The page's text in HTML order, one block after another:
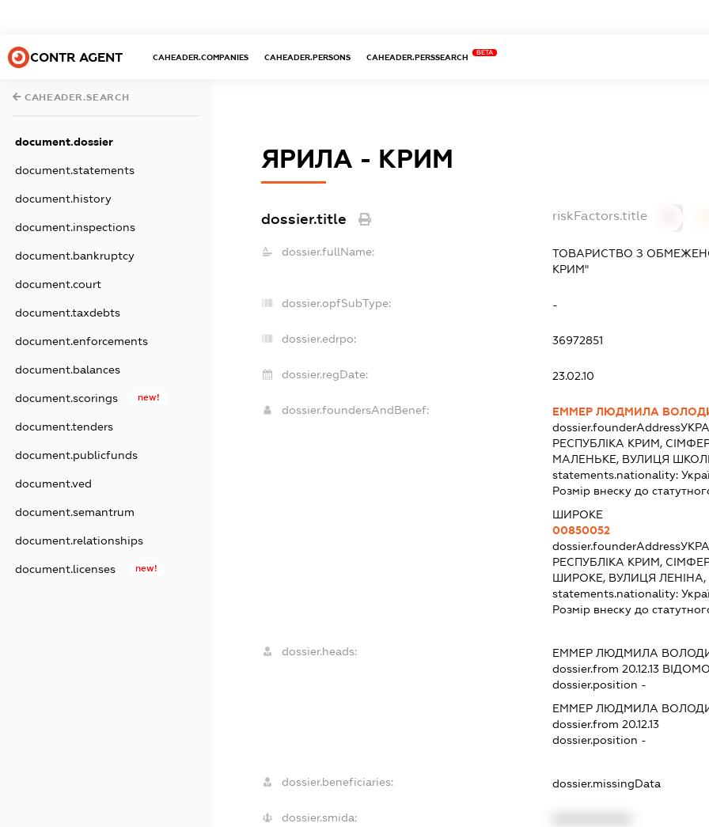
CONTR AGENT CAHEADER.COMPANIES CAHEADER.PERSONS CAHEADER.PERSSEARCH
BETA
CAHEADER.SEARCH
document.dossier
document.statements
document.history
document.inspections
document.bankruptcy
document.court
document.taxdebts
document.enforcements
document.balances
document.scorings new!
document.tenders
document.publicfunds
document.ved
document.semantrum
document.relationships
document.licenses new!
ЯРИЛА - КРИМ
dossier.title riskFactors.title
dossier.fullName:
ТОВАРИСТВО З
КРИМ"
dossier.opfSubType: -
dossier.edrpo: 36972851
dossier.regDate: 23.02.10
dossier.foundersAndBenef:
ЕММЕР ЛЮДМИЛА
dossier.founderAddress
РЕСПУБЛІКА КРИМ,
МАЛЕНЬКЕ, ВУЛИЦЯ
statements.nationality:
Розмір внеску до
ШИРОКЕ
00850052
dossier.founderAddress
РЕСПУБЛІКА КРИМ,
ШИРОКЕ, ВУЛИЦЯ
statements.nationality:
Розмір внеску до
dossier.heads: ЕММЕР ЛЮДМИЛА
dossier.from 20.12.13
dossier.position -
ЕММЕР ЛЮДМИЛА
dossier.from 20.12.13
dossier.position -
dossier.beneficiaries: dossier.missingData
dossier.smida: